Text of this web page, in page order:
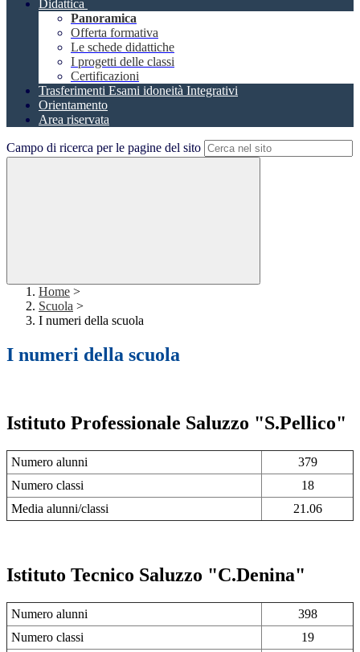
Didattica
Panoramica
Offerta formativa
Le schede didattiche
I progetti delle classi
Certificazioni
Trasferimenti Esami idoneità Integrativi
Orientamento
Area riservata
Campo di ricerca per le pagine del sito
Home >
Scuola >
I numeri della scuola
I numeri della scuola
Istituto Professionale Saluzzo "S.Pellico"
Numero alunni
379
Numero classi
18
Media alunni/classi
21.06
Istituto Tecnico Saluzzo "C.Denina"
Numero alunni
398
Numero classi
19